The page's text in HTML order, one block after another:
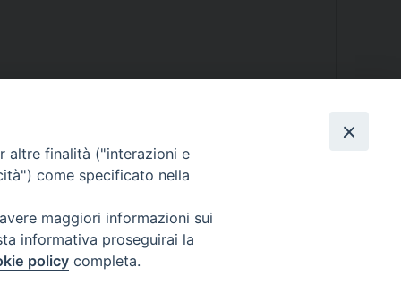
Diocesi di Melfi Rapolla Venosa
MELFI (PZ) • Tel. 0972238604
altre finalità ("interazioni e
come specificato nella
maggiori informazioni sui
informativa proseguirai la
policy completa.